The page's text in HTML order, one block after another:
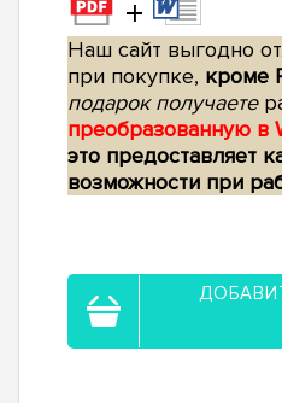
+
Наш сайт выгодно
при покупке, кроме
подарок получаете
преобразованную в
это предоставляет
возможности при